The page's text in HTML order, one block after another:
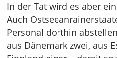
In der Tat wird es aber
Auch
Personal dorthin
aus Dänemark zwei, aus